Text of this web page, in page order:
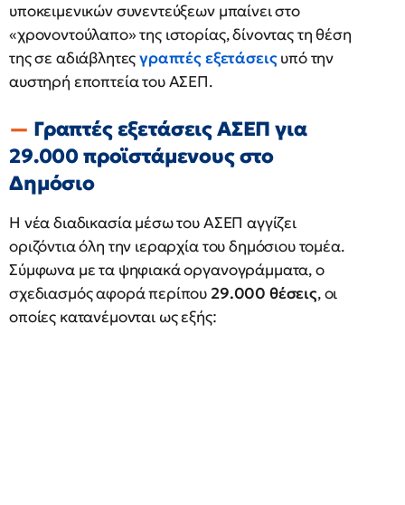
υποκειμενικών συνεντεύξεων μπαίνει στο
«χρονοντούλαπο» της ιστορίας, δίνοντας τη θέση
της σε αδιάβλητεςγραπτές εξετάσειςυπό την
αυστηρή εποπτεία του ΑΣΕΠ.
Γραπτές εξετάσεις ΑΣΕΠ για
29.000 προϊστάμενους στο
Δημόσιο
Η νέα διαδικασία μέσω του ΑΣΕΠ αγγίζει
οριζόντια όλη την ιεραρχία του δημόσιου τομέα.
Σύμφωνα με τα ψηφιακά οργανογράμματα, ο
σχεδιασμός αφορά περίπου 29.000 θέσεις, οι
οποίες κατανέμονται ως εξής: